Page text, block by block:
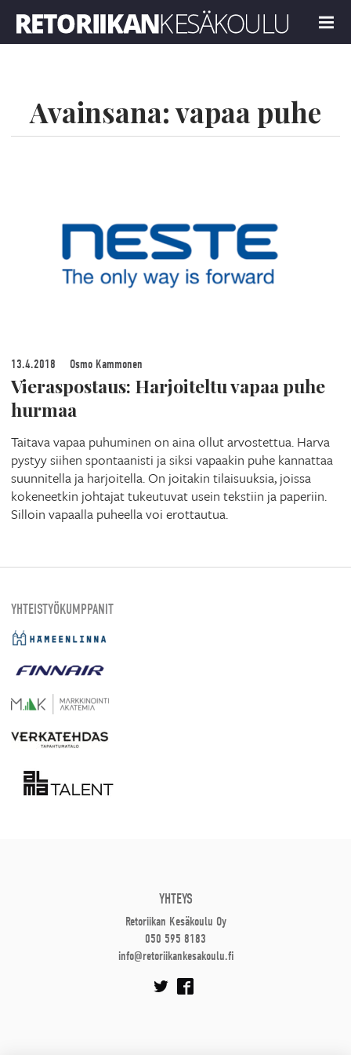
MENU
Avainsana:vapaa puhe
13.4.2018 Osmo Kammonen
Vieraspostaus: Harjoiteltu vapaa puhe
hurmaa
Taitava vapaa puhuminen on aina ollut arvostettua. Harva
pystyy siihen spontaanisti ja siksi vapaakin puhe kannattaa
suunnitella ja harjoitella. On joitakin tilaisuuksia, joissa
kokeneetkin johtajat tukeutuvat usein tekstiin ja paperiin.
Silloin vapaalla puheella voi erottautua.
YHTEISTYÖKUMPPANIT
YHTEYS
Retoriikan Kesäkoulu Oy
050 595 8183
info@retoriikankesakoulu.fi